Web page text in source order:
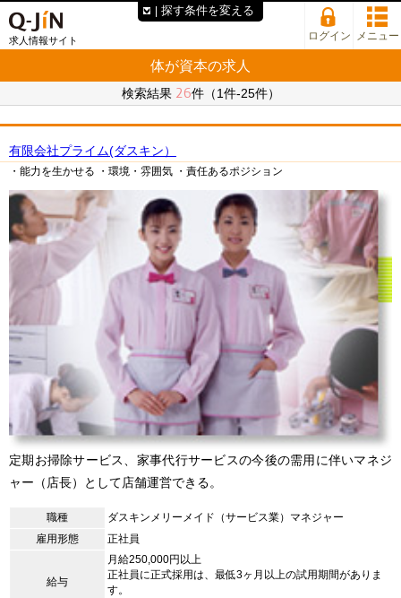
求人情報サイト ログイン メニュー
体が資本の求人
検索結果 26件（1件-25件）
有限会社プライム(ダスキン）
・能力を生かせる ・環境・雰囲気 ・責任あるポジション
定期お掃除サービス、家事代行サービスの今後の需用に伴いマネジ
ャー（店長）として店舗運営できる。
職種
ダスキンメリーメイド（サービス業）マネジャー
雇用形態
正社員
給与
月給250,000円以上
正社員に正式採用は、最低3ヶ月以上の試用期間がありま
す。
探す条件を変える